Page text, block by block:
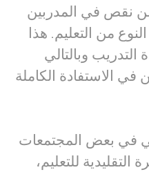
نقص في المدربين
من التعليم. هذا
وبالتالي
في الاستفادة الكاملة
في بعض المجتمعات
للتعليم،